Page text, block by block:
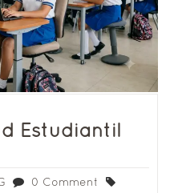
Estudiantil
0 Comment